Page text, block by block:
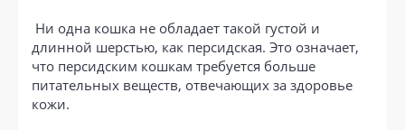
Ни одна кошка не обладает такой густой и
длинной шерстью, как персидская. Это означает,
что персидским кошкам требуется больше
питательных веществ, отвечающих за здоровье
кожи.